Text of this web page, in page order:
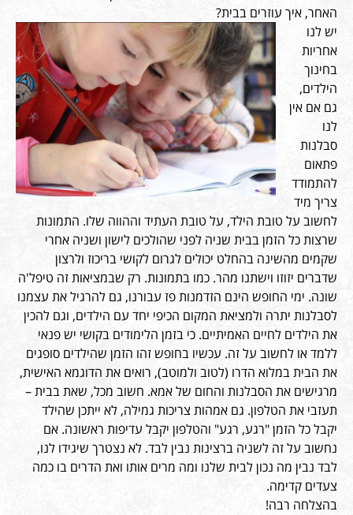
האחר, איך עוזרים בבית?
יש לנו
אחריות
בחינוך
הילדים,
גם אם אין
לנו
סבלנות
פתאום
להתמודד
צריך מיד
לחשוב על טובת הילד, על טובת העתיד וההווה שלו. התמונות
שרצות כל הזמן בבית שניה לפני שהולכים לישון ושניה אחרי
שקמים מהשינה בהחלט יכולים לגרום לקושי בריכוז ולרצון
שדברים יזוזו וישתנו מהר. כמו בתמונות. רק שבמציאות זה טיפל'ה
שונה. ימי החופש הינם הזדמנות פז עבורנו, גם להרגיל את עצמנו
לסבלנות יתרה ולמציאת המקום הכיפי יחד עם הילדים, וגם להכין
את הילדים לחיים האמיתיים. כי בזמן הלימודים בקושי יש פנאי
ללמד או לחשוב על זה. עכשיו בחופש זהו הזמן שהילדים סופגים
את הבית במלוא הדרו (לטוב ולמוטב), רואים את הדוגמא האישית,
מרגישים את הסבלנות והחום של אמא. חשוב מכל, שאת בבית –
תעזבי את הטלפון. גם אמהות צריכות גמילה, לא ייתכן שהילד
יקבל כל הזמן "רגע, רגע" והטלפון יקבל עדיפות ראשונה. אם
נחשוב על זה לשניה ברצינות נבין לבד. לא נצטרך שיגידו לנו,
לבד נבין מה נכון לבית שלנו ומה מרים אותו ואת הדרים בו כמה
צעדים קדימה.
בהצלחה רבה!